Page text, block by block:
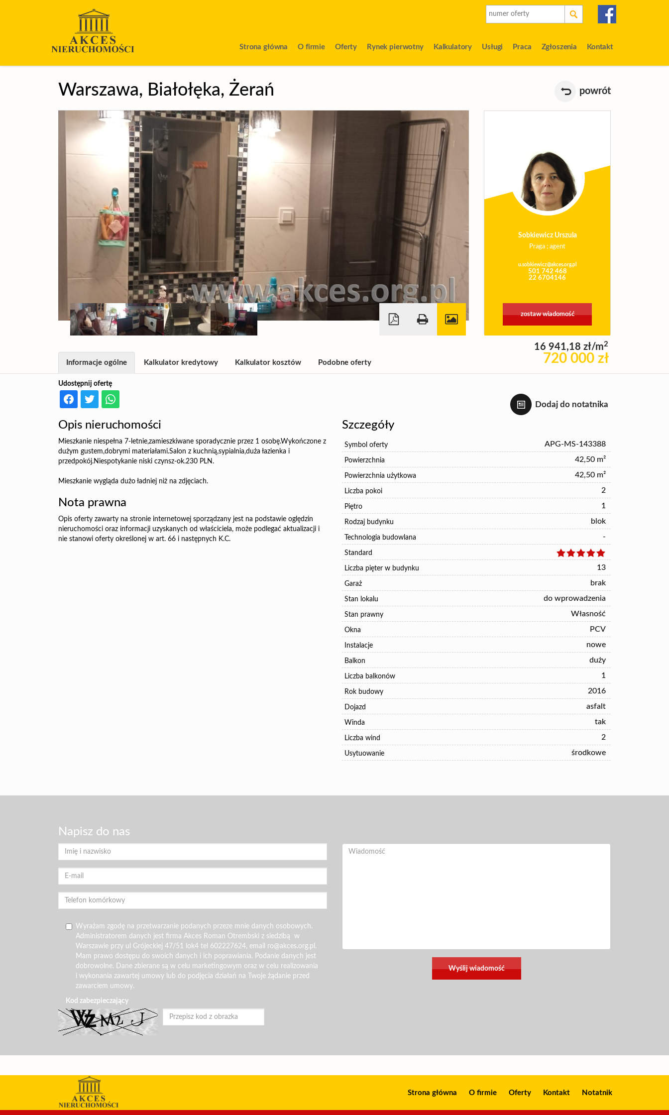
Strona główna O firmie Oferty Rynek pierwotny Kalkulatory Usługi Praca Zgłoszenia Kontakt
Warszawa, Białołęka, Żerań powrót
Sobkiewicz Urszula
Praga ; agent
u.sobkiewicz@akces.org.pl
501 742 468
22 6704146
zostaw wiadomość
16 941,18 zł/m2
720 000 zł
Dodaj do notatnika
Udostępnij ofertę
Informacje ogólne Kalkulator kredytowy Kalkulator kosztów Podobne oferty
Opis nieruchomości
Mieszkanie niespełna 7-letnie,zamieszkiwane sporadycznie przez 1 osobę.Wykończone z
dużym gustem,dobrymi materiałami.Salon z kuchnią,sypialnia,duża łazienka i
przedpokój.Niespotykanie niski czynsz-ok.230 PLN.
Mieszkanie wygląda dużo ładniej niż na zdjęciach.
Nota prawna
Opis oferty zawarty na stronie internetowej sporządzany jest na podstawie oględzin
nieruchomości oraz informacji uzyskanych od właściciela, może podlegać aktualizacji i
nie stanowi oferty określonej w art. 66 i następnych K.C.
Szczegóły
Symbol oferty APG-MS-143388
Powierzchnia 42,50 m²
Powierzchnia użytkowa 42,50 m²
Liczba pokoi 2
Piętro 1
Rodzaj budynku blok
Technologia budowlana -
Standard
Liczba pięter w budynku 13
Garaż brak
Stan lokalu do wprowadzenia
Stan prawny Własność
Okna PCV
Instalacje nowe
Balkon duży
Liczba balkonów 1
Rok budowy 2016
Dojazd asfalt
Winda tak
Liczba wind 2
Usytuowanie środkowe
Napisz do nas
Wyrażam zgodę na przetwarzanie podanych przeze mnie danych osobowych.
Administratorem danych jest firma Akces Roman Otrembski z siedzibą w
Warszawie przy ul Grójeckiej 47/51 lok4 tel 602227624, email ro@akces.org.pl.
Mam prawo dostępu do swoich danych i ich poprawiania. Podanie danych jest
dobrowolne. Dane zbierane są w celu marketingowym oraz w celu realizowania
i wykonania zawartej umowy lub do podjęcia działań na Twoje żądanie przed
zawarciem umowy.
Kod zabezpieczający
Strona główna O firmie Oferty Kontakt Notatnik